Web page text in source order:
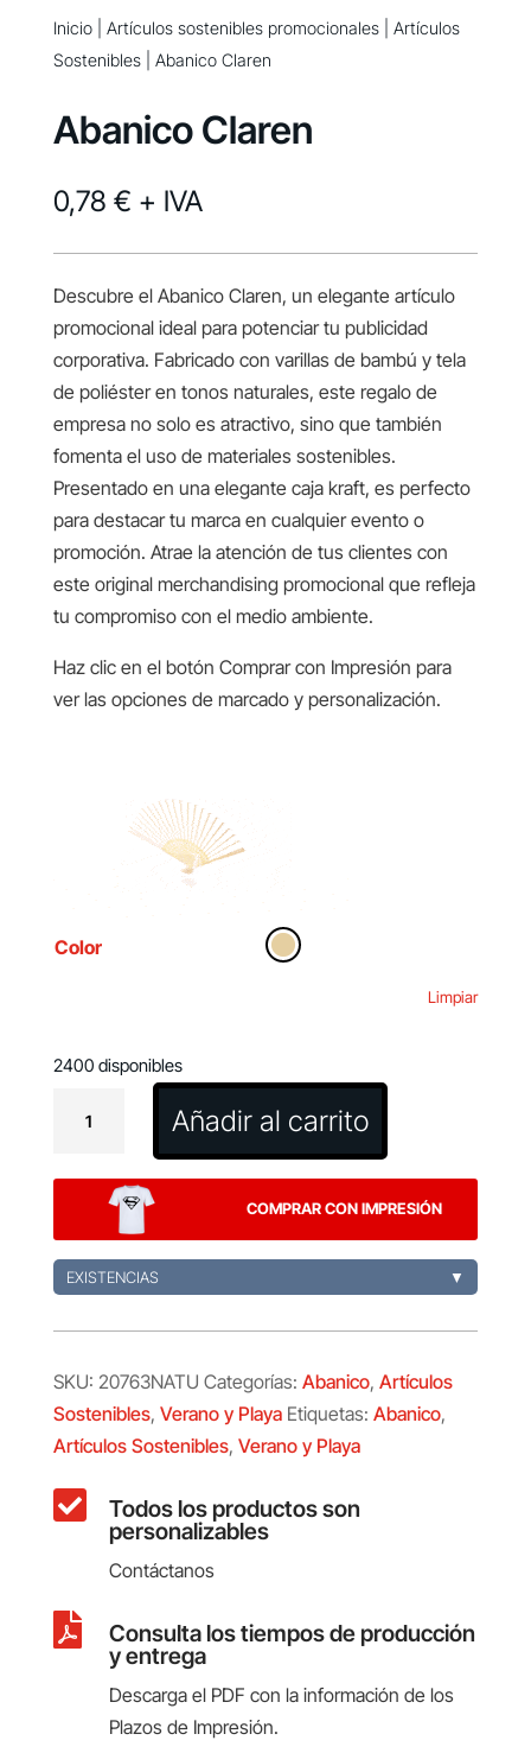
Inicio| Artículos sostenibles promocionales| Artículos
Sostenibles| Abanico Claren
Abanico Claren
0,78 € + IVA
Descubre el Abanico Claren, un elegante artículo
promocional ideal para potenciar tu publicidad
corporativa. Fabricado con varillas de bambú y tela
de poliéster en tonos naturales, este regalo de
empresa no solo es atractivo, sino que también
fomenta el uso de materiales sostenibles.
Presentado en una elegante caja kraft, es perfecto
para destacar tu marca en cualquier evento o
promoción. Atrae la atención de tus clientes con
este original merchandising promocional que refleja
tu compromiso con el medio ambiente.
Haz clic en el botón Comprar con Impresión para
ver las opciones de marcado y personalización.
Color
Limpiar
2400 disponibles
Claren
Añadir al carrito
COMPRAR CON IMPRESIÓN
EXISTENCIAS ▼
SKU: 20763NATU Categorías: Abanico, Artículos
Sostenibles, Verano y Playa Etiquetas: Abanico,
Artículos Sostenibles, Verano y Playa
 Todos los productos son
personalizables
Contáctanos
 Consulta los tiempos de producción
y entrega
Descarga el PDF con la información de los
Plazos de Impresión.